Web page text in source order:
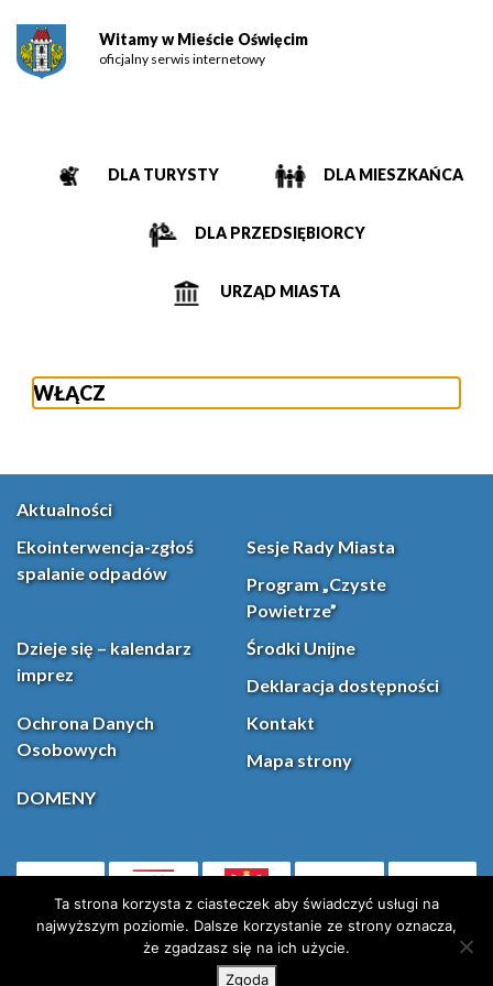
Witamy w Mieście Oświęcim
oficjalny serwis internetowy
DLA TURYSTY DLA MIESZKAŃCA
DLA PRZEDSIĘBIORCY
URZĄD MIASTA
WŁĄCZ
Aktualności
Ekointerwencja-zgłoś
spalanie odpadów
Sesje Rady Miasta
Program „Czyste
Powietrze”
Dzieje się – kalendarz
imprez
Środki Unijne
Deklaracja dostępności
Ochrona Danych
Osobowych
Kontakt
Mapa strony
DOMENY
(otwiera się w nowej karcie)Facebook
X (Twitter)
Ta strona korzysta z ciasteczek aby świadczyć usługi na
najwyższym poziomie. Dalsze korzystanie ze strony oznacza,
że zgadzasz się na ich użycie.
Zgoda